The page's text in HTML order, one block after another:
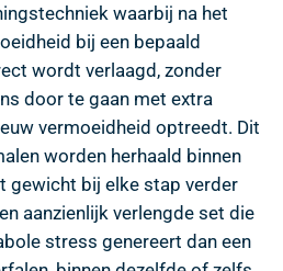
waarbij na het
bij een bepaald
wordt verlaagd, zonder
door te gaan met extra
vermoeidheid optreedt. Dit
worden herhaald binnen
gewicht bij elke stap verder
aanzienlijk verlengde set die
stress genereert dan een